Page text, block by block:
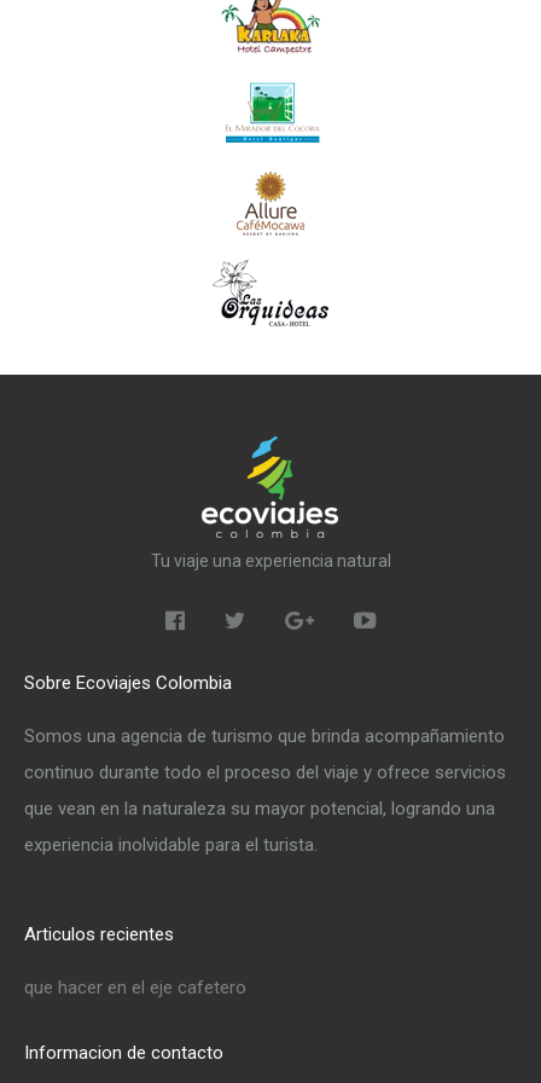
Tu viaje una experiencia natural
Sobre Ecoviajes Colombia
Somos una agencia de turismo que brinda acompañamiento
continuo durante todo el proceso del viaje y ofrece servicios
que vean en la naturaleza su mayor potencial, logrando una
experiencia inolvidable para el turista.
Articulos recientes
que hacer en el eje cafetero
Informacion de contacto